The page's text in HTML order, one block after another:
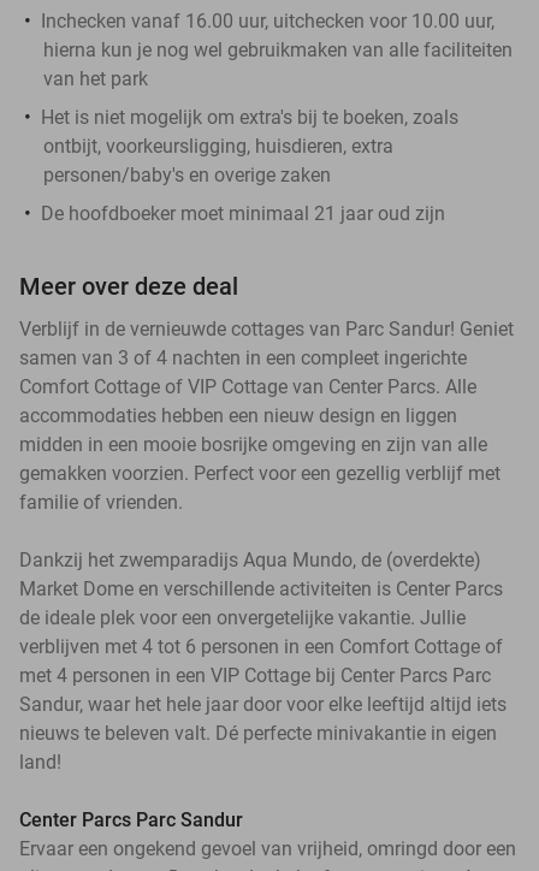
Inchecken vanaf 16.00 uur, uitchecken voor 10.00 uur,
hierna kun je nog wel gebruikmaken van alle faciliteiten
van het park
Het is niet mogelijk om extra's bij te boeken, zoals
ontbijt, voorkeursligging, huisdieren, extra
personen/baby's en overige zaken
De hoofdboeker moet minimaal 21 jaar oud zijn
Meer over deze deal
Verblijf in de vernieuwde cottages van Parc Sandur! Geniet
samen van 3 of 4 nachten in een compleet ingerichte
Comfort Cottage of VIP Cottage van Center Parcs. Alle
accommodaties hebben een nieuw design en liggen
midden in een mooie bosrijke omgeving en zijn van alle
gemakken voorzien. Perfect voor een gezellig verblijf met
familie of vrienden.
Dankzij het zwemparadijs Aqua Mundo, de (overdekte)
Market Dome en verschillende activiteiten is Center Parcs
de ideale plek voor een onvergetelijke vakantie. Jullie
verblijven met 4 tot 6 personen in een Comfort Cottage of
met 4 personen in een VIP Cottage bij Center Parcs Parc
Sandur, waar het hele jaar door voor elke leeftijd altijd iets
nieuws te beleven valt. Dé perfecte minivakantie in eigen
land!
Center Parcs Parc Sandur
Ervaar een ongekend gevoel van vrijheid, omringd door een